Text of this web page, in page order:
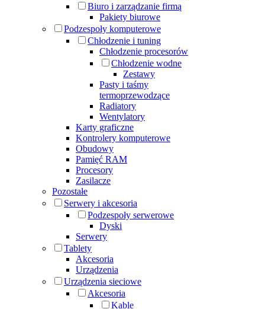
Biuro i zarządzanie firmą
Pakiety biurowe
Podzespoły komputerowe
Chłodzenie i tuning
Chłodzenie procesorów
Chłodzenie wodne
Zestawy
Pasty i taśmy
termoprzewodzące
Radiatory
Wentylatory
Karty graficzne
Kontrolery komputerowe
Obudowy
Pamięć RAM
Procesory
Zasilacze
Pozostałe
Serwery i akcesoria
Podzespoły serwerowe
Dyski
Serwery
Tablety
Akcesoria
Urządzenia
Urządzenia sieciowe
Akcesoria
Kable